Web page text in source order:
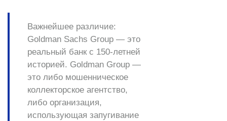
Важнейшее различие:
Goldman Sachs Group — это
реальный банк с 150-летней
историей. Goldman Group —
это либо мошенническое
коллекторское агентство,
либо организация,
использующая запугивание